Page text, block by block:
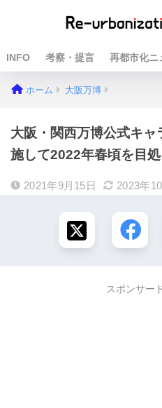
INFO 考察・提言 再都市化ニ
ホーム 大阪万博
大阪・関西万博公式キ
施して2022年春頃を目
2021年9月15日 2023年
スポンサー